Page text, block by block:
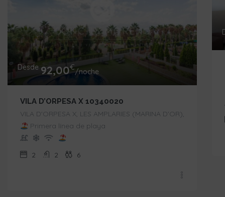
Desde 92,00€/noche
VILA D’ORPESA X 10340020
VILA D'ORPESA X, LES AMPLARIES (MARINA D'OR),
Primera línea de playa
2 2 6